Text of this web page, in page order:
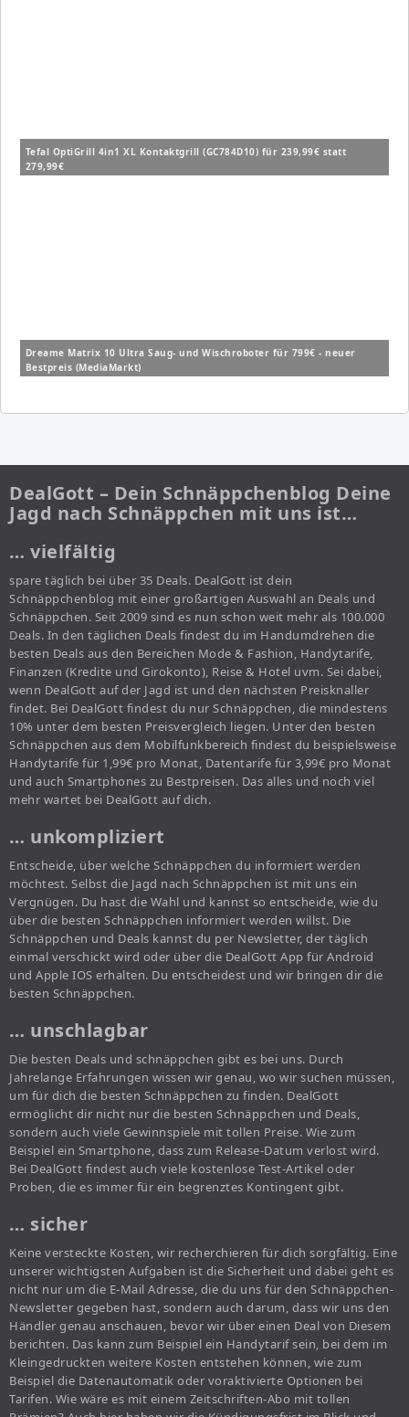
Tefal OptiGrill 4in1 XL Kontaktgrill (GC784D10) für 239,99€ statt
279,99€
Dreame Matrix 10 Ultra Saug- und Wischroboter für 799€ - neuer
Bestpreis (MediaMarkt)
DealGott – Dein Schnäppchenblog Deine
Jagd nach Schnäppchen mit uns ist…
… vielfältig
spare täglich bei über 35 Deals. DealGott ist dein
Schnäppchenblog mit einer großartigen Auswahl an Deals und
Schnäppchen. Seit 2009 sind es nun schon weit mehr als 100.000
Deals. In den täglichen Deals findest du im Handumdrehen die
besten Deals aus den Bereichen Mode & Fashion, Handytarife,
Finanzen (Kredite und Girokonto), Reise & Hotel uvm. Sei dabei,
wenn DealGott auf der Jagd ist und den nächsten Preisknaller
findet. Bei DealGott findest du nur Schnäppchen, die mindestens
10% unter dem besten Preisvergleich liegen. Unter den besten
Schnäppchen aus dem Mobilfunkbereich findest du beispielsweise
Handytarife für 1,99€ pro Monat, Datentarife für 3,99€ pro Monat
und auch Smartphones zu Bestpreisen. Das alles und noch viel
mehr wartet bei DealGott auf dich.
… unkompliziert
Entscheide, über welche Schnäppchen du informiert werden
möchtest. Selbst die Jagd nach Schnäppchen ist mit uns ein
Vergnügen. Du hast die Wahl und kannst so entscheide, wie du
über die besten Schnäppchen informiert werden willst. Die
Schnäppchen und Deals kannst du per Newsletter, der täglich
einmal verschickt wird oder über die DealGott App für Android
und Apple IOS erhalten. Du entscheidest und wir bringen dir die
besten Schnäppchen.
… unschlagbar
Die besten Deals und schnäppchen gibt es bei uns. Durch
Jahrelange Erfahrungen wissen wir genau, wo wir suchen müssen,
um für dich die besten Schnäppchen zu finden. DealGott
ermöglicht dir nicht nur die besten Schnäppchen und Deals,
sondern auch viele Gewinnspiele mit tollen Preise. Wie zum
Beispiel ein Smartphone, dass zum Release-Datum verlost wird.
Bei DealGott findest auch viele kostenlose Test-Artikel oder
Proben, die es immer für ein begrenztes Kontingent gibt.
… sicher
Keine versteckte Kosten, wir recherchieren für dich sorgfältig. Eine
unserer wichtigsten Aufgaben ist die Sicherheit und dabei geht es
nicht nur um die E-Mail Adresse, die du uns für den Schnäppchen-
Newsletter gegeben hast, sondern auch darum, dass wir uns den
Händler genau anschauen, bevor wir über einen Deal von Diesem
berichten. Das kann zum Beispiel ein Handytarif sein, bei dem im
Kleingedruckten weitere Kosten entstehen können, wie zum
Beispiel die Datenautomatik oder voraktivierte Optionen bei
Tarifen. Wie wäre es mit einem Zeitschriften-Abo mit tollen